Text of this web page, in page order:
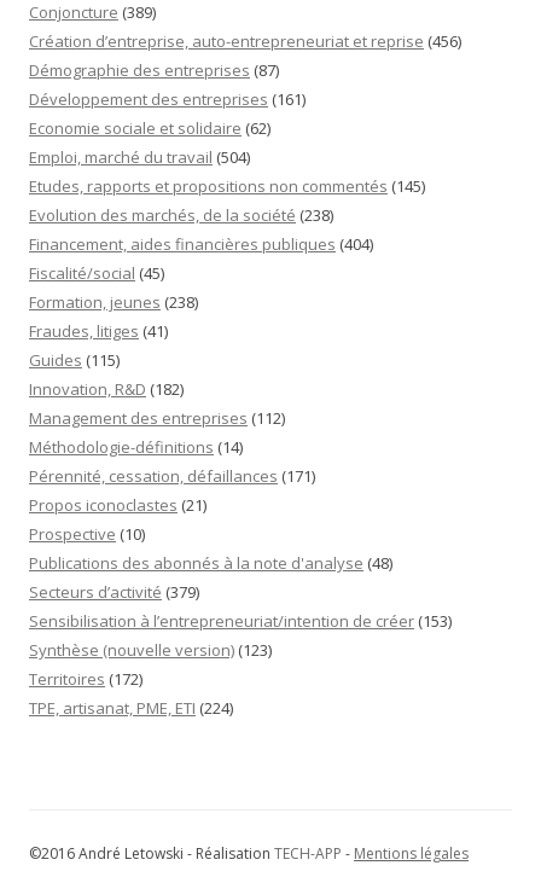
Conjoncture (389)
Création d’entreprise, auto-entrepreneuriat et reprise (456)
Démographie des entreprises (87)
Développement des entreprises (161)
Economie sociale et solidaire (62)
Emploi, marché du travail (504)
Etudes, rapports et propositions non commentés (145)
Evolution des marchés, de la société (238)
Financement, aides financières publiques (404)
Fiscalité/social (45)
Formation, jeunes (238)
Fraudes, litiges (41)
Guides (115)
Innovation, R&D (182)
Management des entreprises (112)
Méthodologie-définitions (14)
Pérennité, cessation, défaillances (171)
Propos iconoclastes (21)
Prospective (10)
Publications des abonnés à la note d'analyse (48)
Secteurs d’activité (379)
Sensibilisation à l’entrepreneuriat/intention de créer (153)
Synthèse (nouvelle version) (123)
Territoires (172)
TPE, artisanat, PME, ETI (224)
©2016 André Letowski - Réalisation TECH-APP - Mentions légales